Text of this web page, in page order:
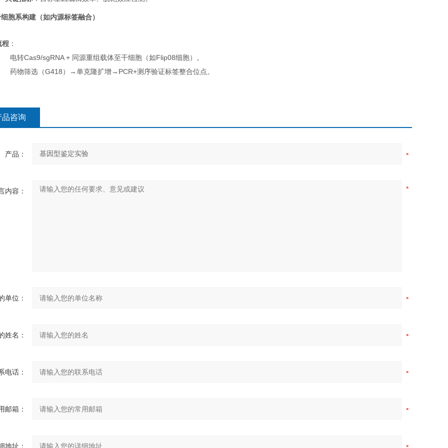
胞系构建（如内源标签融合）
程 ：
电转Cas9/sgRNA + 同源重组载体至干细胞（如Flip08细胞）。
药物筛选（G418）→单克隆扩增→PCR+测序验证标签整合位点。
品咨询
产品：
内容：
单位：
姓名：
电话：
邮箱：
地址：